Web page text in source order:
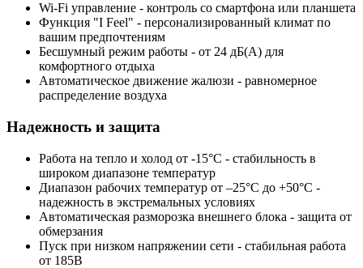
Wi-Fi управление - контроль со смартфона или планшета
Функция "I Feel" - персонализированный климат по
вашим предпочтениям
Бесшумный режим работы - от 24 дБ(А) для
комфортного отдыха
Автоматическое движение жалюзи - равномерное
распределение воздуха
Надежность и защита
Работа на тепло и холод от -15°С - стабильность в
широком диапазоне температур
Диапазон рабочих температур от –25°С до +50°С -
надежность в экстремальных условиях
Автоматическая разморозка внешнего блока - защита от
обмерзания
Пуск при низком напряжении сети - стабильная работа
от 185В